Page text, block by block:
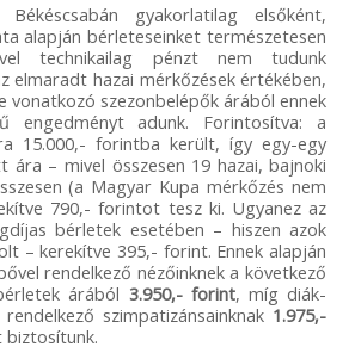
gyakorlatilag elsőként,
alapján bérleteseinket természetesen
technikailag pénzt nem tudunk
elmaradt hazai mérkőzések értékében,
vonatkozó szezonbelépők árából ennek
engedményt adunk. Forintosítva: a
15.000,- forintba került, így egy-egy
ára – mivel összesen 19 hazai, bajnoki
(a Magyar Kupa mérkőzés nem
790,- forintot tesz ki. Ugyanez az
bérletek esetében – hiszen azok
– kerekítve 395,- forint. Ennek alapján
rendelkező nézőinknek a következő
árából 3.950,- forint, míg diák-
szimpatizánsainknak 1.975,-